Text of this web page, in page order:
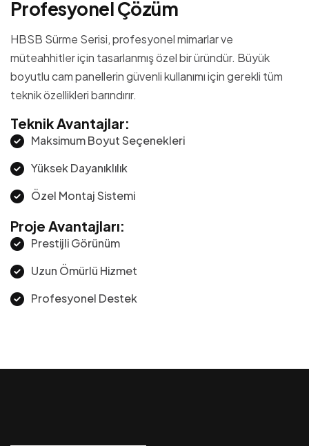
ProfesyonelÇözüm
HBSB Sürme Serisi, profesyonel mimarlar ve
müteahhitler için tasarlanmış özel bir üründür. Büyük
boyutlu cam panellerin güvenli kullanımı için gerekli tüm
teknik özellikleri barındırır.
Teknik Avantajlar:
Maksimum Boyut Seçenekleri
Yüksek Dayanıklılık
Özel Montaj Sistemi
Proje Avantajları:
Prestijli Görünüm
Uzun Ömürlü Hizmet
Profesyonel Destek